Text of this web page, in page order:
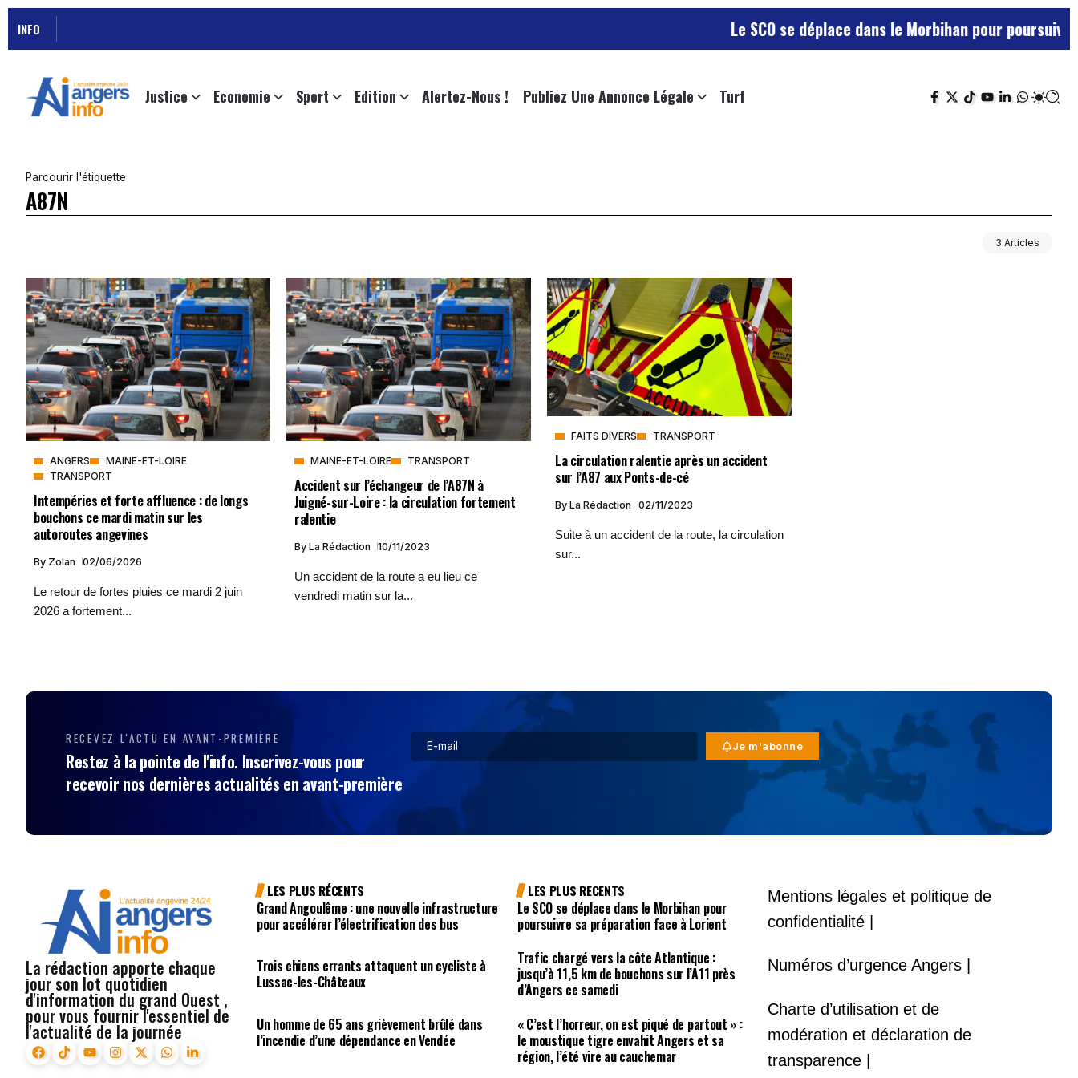
INFO Le SCO se déplace dans le Morbihan pour poursuivre
Justice Economie Sport Edition Alertez-Nous ! Publiez Une Annonce Légale Turf
Parcourir l'étiquette
A87N
3 Articles
ANGERS
MAINE-ET-LOIRE
TRANSPORT
Intempéries et forte affluence : de longs
bouchons ce mardi matin sur les
autoroutes angevines
By Zolan 02/06/2026
Le retour de fortes pluies ce mardi 2 juin
2026 a fortement...
MAINE-ET-LOIRE TRANSPORT
Accident sur l’échangeur de l’A87N à
Juigné-sur-Loire : la circulation fortement
ralentie
By La Rédaction 10/11/2023
Un accident de la route a eu lieu ce
vendredi matin sur la...
FAITS DIVERS TRANSPORT
La circulation ralentie après un accident
sur l’A87 aux Ponts-de-cé
By La Rédaction 02/11/2023
Suite à un accident de la route, la circulation
sur...
RECEVEZ L'ACTU EN AVANT-PREMIÈRE
Restez à la pointe de l'info. Inscrivez-vous pour
recevoir nos dernières actualités en avant-première
Je m'abonne
La rédaction apporte chaque
jour son lot quotidien
d'information du grand Ouest ,
pour vous fournir l'essentiel de
l'actualité de la journée
LES PLUS RÉCENTS
Grand Angoulême : une nouvelle infrastructure
pour accélérer l’électrification des bus
Trois chiens errants attaquent un cycliste à
Lussac-les-Châteaux
Un homme de 65 ans grièvement brûlé dans
l’incendie d’une dépendance en Vendée
LES PLUS RECENTS
Le SCO se déplace dans le Morbihan pour
poursuivre sa préparation face à Lorient
Trafic chargé vers la côte Atlantique :
jusqu’à 11,5 km de bouchons sur l’A11 près
d’Angers ce samedi
« C’est l’horreur, on est piqué de partout » :
le moustique tigre envahit Angers et sa
région, l’été vire au cauchemar
Mentions légales et politique de
confidentialité |
Numéros d’urgence Angers |
Charte d’utilisation et de
modération et déclaration de
transparence |